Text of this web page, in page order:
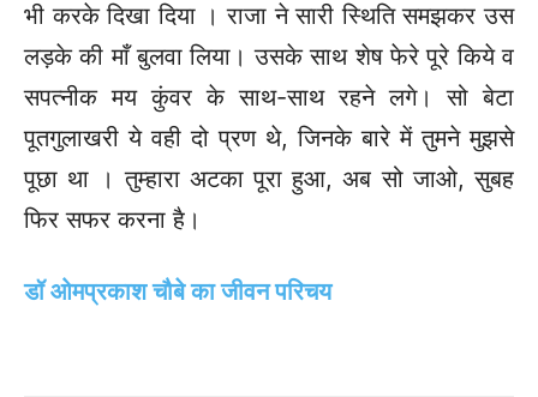
भी करके दिखा दिया । राजा ने सारी स्थिति समझकर उस
लड़के की माँ बुलवा लिया। उसके साथ शेष फेरे पूरे किये व
सपत्नीक मय कुंवर के साथ-साथ रहने लगे। सो बेटा
पूतगुलाखरी ये वही दो प्रण थे, जिनके बारे में तुमने मुझसे
पूछा था । तुम्हारा अटका पूरा हुआ, अब सो जाओ, सुबह
फिर सफर करना है।
डॉ ओमप्रकाश चौबे का जीवन परिचय